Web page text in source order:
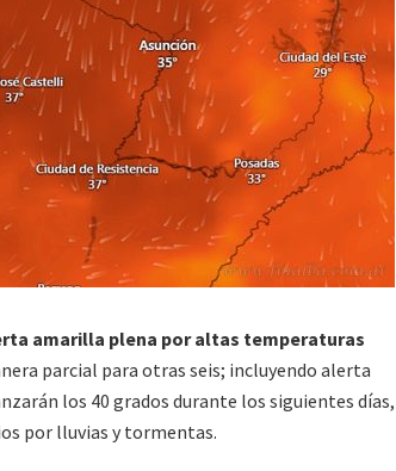
amarilla plena por altas temperaturas
parcial para otras seis; incluyendo alerta
los 40 grados durante los siguientes días,
por lluvias y tormentas.